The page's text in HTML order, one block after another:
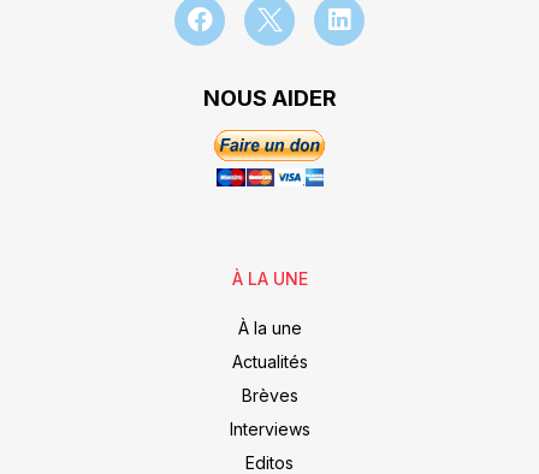
NOUS AIDER
À LA UNE
À la une
Actualités
Brèves
Interviews
Editos